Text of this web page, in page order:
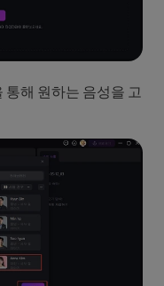
해 원하는 음성을 고